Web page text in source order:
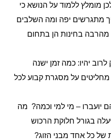
מומלץ ללמוד על הנושא כי
מתגרשים יפה ומה השלבים
מהרבה בחינות הן בתחום
יהיו: כמה זמן ישנה
על מסגרת קבוע לכל
יועברו – מי למי וכמה? מה
בגורל חלוקת הרכוש
של כל אחד מבני הזוג?